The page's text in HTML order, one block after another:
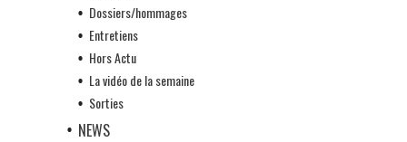
Dossiers/hommages
Entretiens
Hors Actu
La vidéo de la semaine
Sorties
NEWS